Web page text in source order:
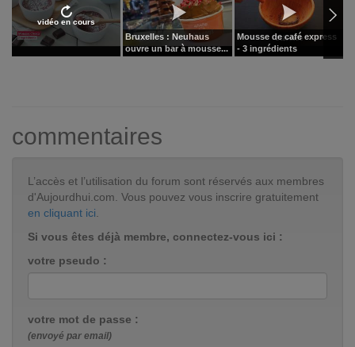
vidéo en cours
Bruxelles : Neuhaus
ouvre un bar à mousse...
Mousse de café express
- 3 ingrédients
commentaires
L’accès et l’utilisation du forum sont réservés aux membres
d'Aujourdhui.com. Vous pouvez vous inscrire gratuitement
en cliquant ici.
Si vous êtes déjà membre, connectez-vous ici :
votre pseudo :
votre mot de passe :
(envoyé par email)